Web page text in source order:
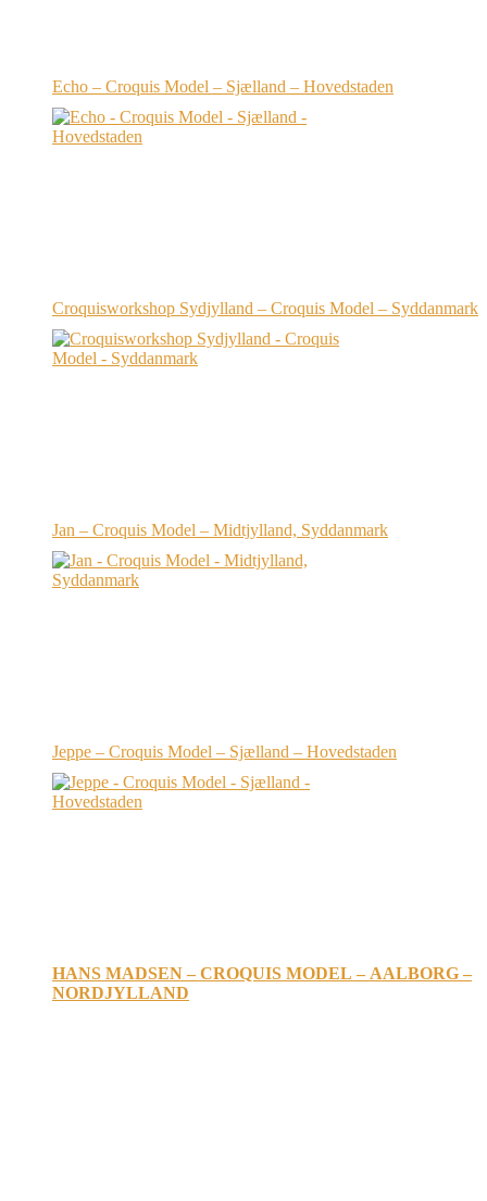
Echo – Croquis Model – Sjælland – Hovedstaden
Croquisworkshop Sydjylland – Croquis Model – Syddanmark
Jan – Croquis Model – Midtjylland, Syddanmark
Jeppe – Croquis Model – Sjælland – Hovedstaden
HANS MADSEN – CROQUIS MODEL – AALBORG –
NORDJYLLAND